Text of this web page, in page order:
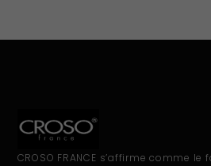
CROSO FRANCE s’affirme comme le